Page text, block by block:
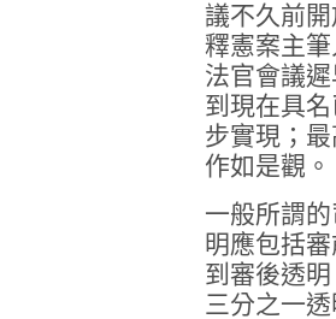
議不久前
釋憲案主
法官會議
到現在具
步實現；
作如是觀。
一般所謂
明應包括
到審後透
三分之一